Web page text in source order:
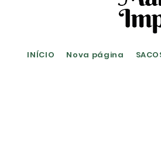
INÍCIO Nova página